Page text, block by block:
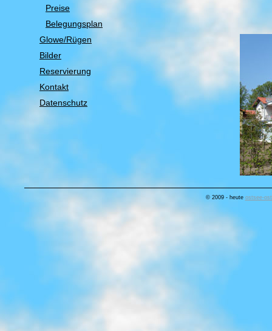
Preise
Belegungsplan
Glowe/Rügen
Bilder
Reservierung
Kontakt
Datenschutz
© 2009 - heute ostsee-